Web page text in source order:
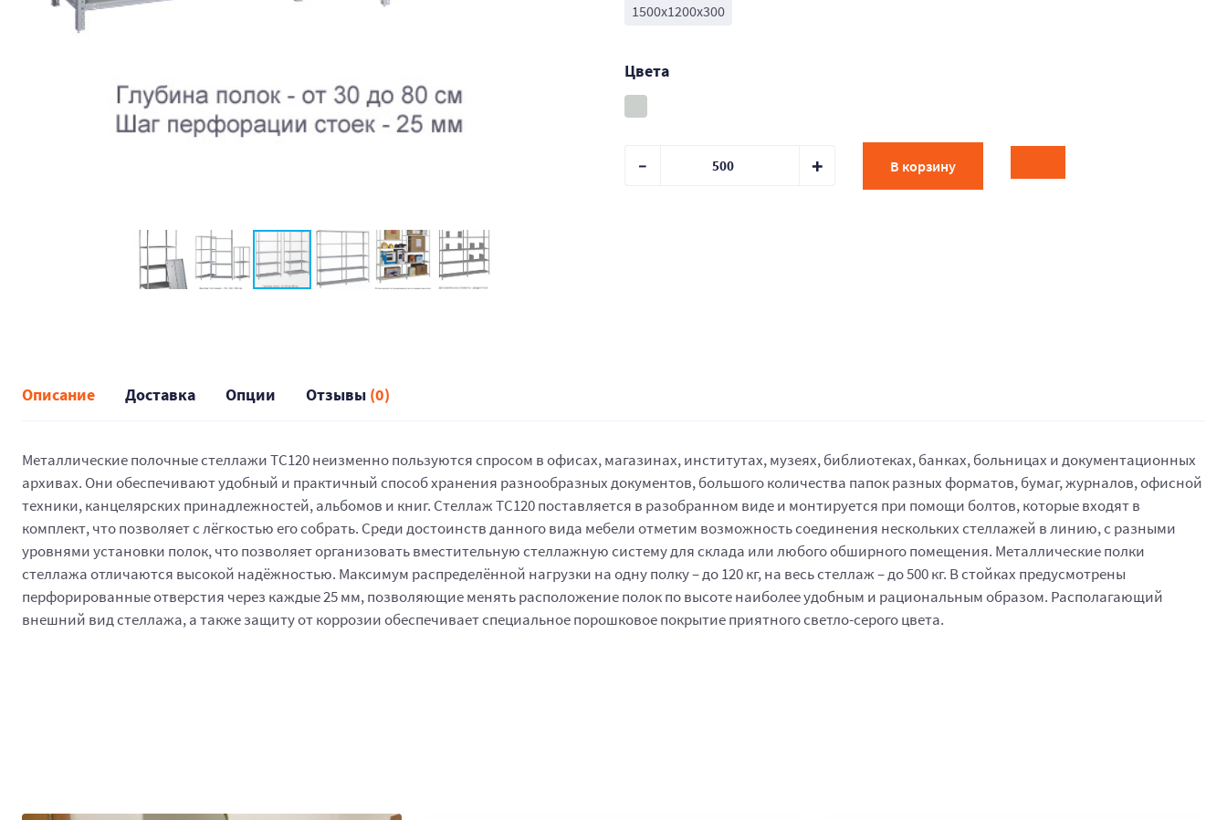
1500х1200х300
Цвета
В корзину
Описание Доставка Опции Отзывы (0)
Металлические полочные стеллажи ТС120 неизменно пользуются спросом в офисах, магазинах, институтах, музеях, библиотеках, банках, больницах и документационных
архивах. Они обеспечивают удобный и практичный способ хранения разнообразных документов, большого количества папок разных форматов, бумаг, журналов, офисной
техники, канцелярских принадлежностей, альбомов и книг. Стеллаж ТС120 поставляется в разобранном виде и монтируется при помощи болтов, которые входят в
комплект, что позволяет с лёгкостью его собрать. Среди достоинств данного вида мебели отметим возможность соединения нескольких стеллажей в линию, с разными
уровнями установки полок, что позволяет организовать вместительную стеллажную систему для склада или любого обширного помещения. Металлические полки
стеллажа отличаются высокой надёжностью. Максимум распределённой нагрузки на одну полку – до 120 кг, на весь стеллаж – до 500 кг. В стойках предусмотрены
перфорированные отверстия через каждые 25 мм, позволяющие менять расположение полок по высоте наиболее удобным и рациональным образом. Располагающий
внешний вид стеллажа, а также защиту от коррозии обеспечивает специальное порошковое покрытие приятного светло-серого цвета.